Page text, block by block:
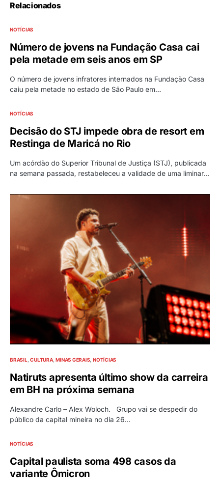
Relacionados
NOTÍCIAS
Número de jovens na Fundação Casa cai
pela metade em seis anos em SP
O número de jovens infratores internados na Fundação Casa
caiu pela metade no estado de São Paulo em…
NOTÍCIAS
Decisão do STJ impede obra de resort em
Restinga de Maricá no Rio
Um acórdão do Superior Tribunal de Justiça (STJ), publicada
na semana passada, restabeleceu a validade de uma liminar…
BRASIL CULTURA MINAS GERAIS NOTÍCIAS
Natiruts apresenta último show da carreira
em BH na próxima semana
Alexandre Carlo – Alex Woloch. Grupo vai se despedir do
público da capital mineira no dia 26…
NOTÍCIAS
Capital paulista soma 498 casos da
variante Ômicron